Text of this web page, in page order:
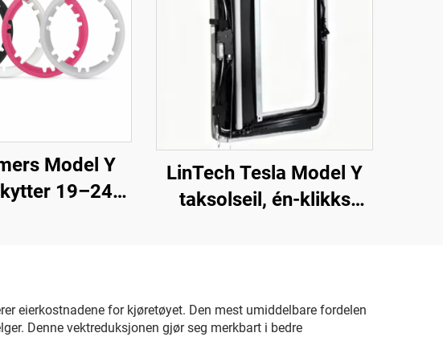
Model Y
19–24
LinTech Tesla Model Y
taksolseil, én-klikks
eierkostnadene for kjøretøyet. Den mest umiddelbare fordelen
Denne vektreduksjonen gjør seg merkbart i bedre